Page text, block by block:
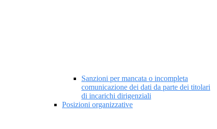
Sanzioni per mancata o incompleta
comunicazione dei dati da parte dei titolari
di incarichi dirigenziali
Posizioni organizzative